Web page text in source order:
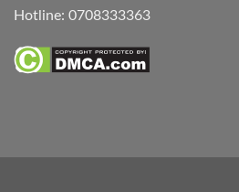
Hotline: 0708333363